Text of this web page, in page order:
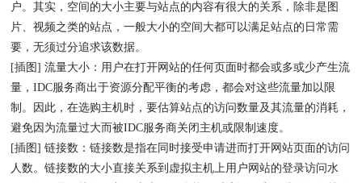
户。其实，空间的大小主要与站点的内容有很大的关系，除非是图
片、视频之类的站点，一般大小的空间大都可以满足站点的日常需
要，无须过分追求该数据。
[插图] 流量大小：用户在打开网站的任何页面时都会或多或少产生流
量，IDC服务商出于资源分配平衡的考虑，都会对这些流量加以限
制。因此，在选购主机时，要估算站点的访问数量及其流量的消耗，
避免因为流量过大而被IDC服务商关闭主机或限制速度。
[插图] 链接数：链接数是指在同时接受申请进而打开网站页面的访问
人数。链接数的大小直接关系到虚拟主机上用户网站的登录访问水